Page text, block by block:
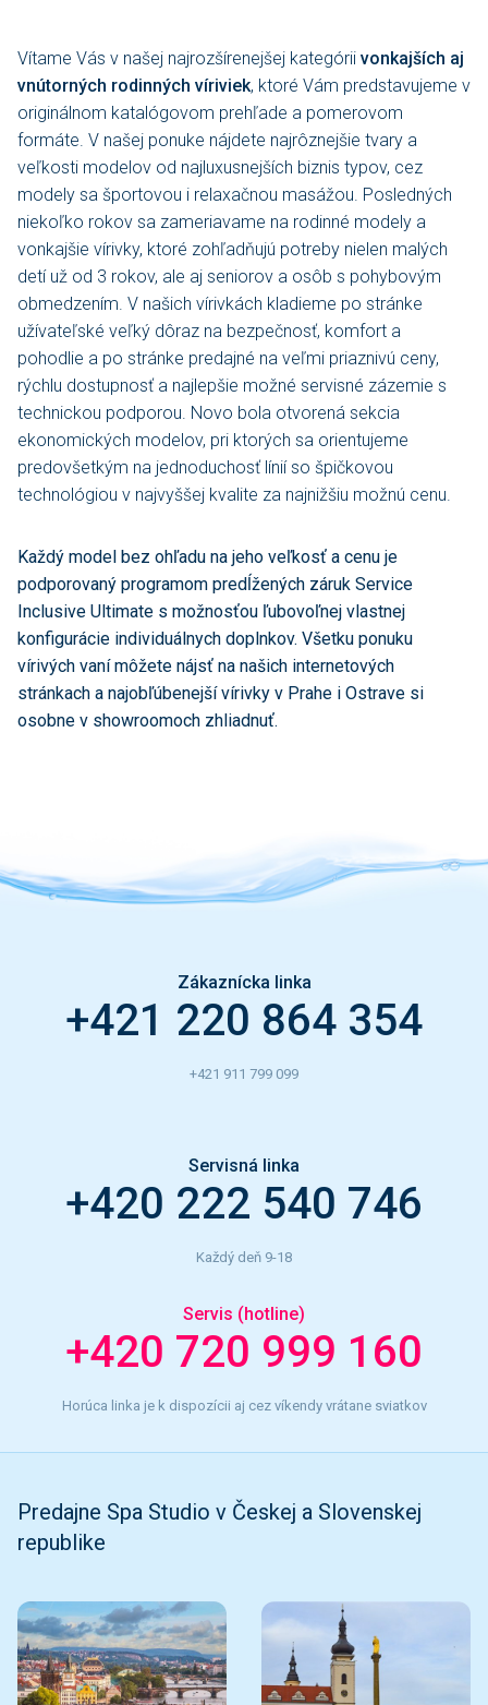
Vítame Vás v našej najrozšírenejšej kategórii vonkajších aj
vnútorných rodinných víriviek, ktoré Vám predstavujeme v
originálnom katalógovom prehľade a pomerovom
formáte. V našej ponuke nájdete najrôznejšie tvary a
veľkosti modelov od najluxusnejších biznis typov, cez
modely sa športovou i relaxačnou masážou. Posledných
niekoľko rokov sa zameriavame na rodinné modely a
vonkajšie vírivky, ktoré zohľadňujú potreby nielen malých
detí už od 3 rokov, ale aj seniorov a osôb s pohybovým
obmedzením. V našich vírivkách kladieme po stránke
užívateľské veľký dôraz na bezpečnosť, komfort a
pohodlie a po stránke predajné na veľmi priaznivú ceny,
rýchlu dostupnosť a najlepšie možné servisné zázemie s
technickou podporou. Novo bola otvorená sekcia
ekonomických modelov, pri ktorých sa orientujeme
predovšetkým na jednoduchosť línií so špičkovou
technológiou v najvyššej kvalite za najnižšiu možnú cenu.
Každý model bez ohľadu na jeho veľkosť a cenu je
podporovaný programom predĺžených záruk Service
Inclusive Ultimate s možnosťou ľubovoľnej vlastnej
konfigurácie individuálnych doplnkov. Všetku ponuku
vírivých vaní môžete nájsť na našich internetových
stránkach a najobľúbenejší vírivky v Prahe i Ostrave si
osobne v showroomoch zhliadnuť.
Zákaznícka linka
+421 220 864 354
+421 911 799 099
Servisná linka
+420 222 540 746
Každý deň 9-18
Servis (hotline)
+420 720 999 160
Horúca linka je k dispozícii aj cez víkendy vrátane sviatkov
Predajne Spa Studio v Českej a Slovenskej
republike